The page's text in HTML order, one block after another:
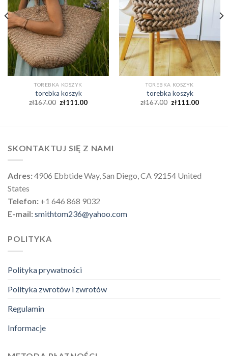
TOREBKA KOSZYK
torebka koszyk
zł167.00 zł111.00
TOREBKA KOSZYK
torebka koszyk
zł167.00 zł111.00
SKONTAKTUJ SIĘ Z NAMI
Adres:4906 Ebbtide Way, San Diego, CA 92154 United
States
Telefon: +1 646 868 9032
E-mail:smithtom236@yahoo.com
POLITYKA
Polityka prywatności
Polityka zwrotów i zwrotów
Regulamin
Informacje